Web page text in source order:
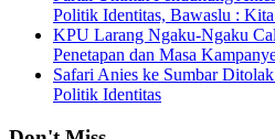
Politik Identitas, Bawaslu :
KPU Larang Ngaku-Ngaku
Penetapan dan Masa
Safari Anies ke Sumbar
Politik Identitas